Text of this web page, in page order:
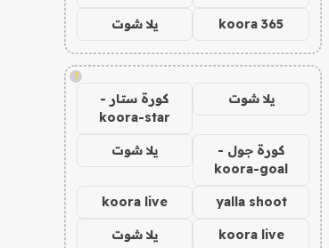
koora 365 يلا شوت
!
يلا شوت
كورة ستار -
koora-star
كورة جول -
koora-goal
يلا شوت
yalla shoot
koora live
koora live يلا شوت